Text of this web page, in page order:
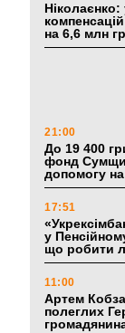
на 6,6 млн
21:00
До 19 400
фонд
допомогу
17:51
у
що робити
11:00
Артем
полеглих